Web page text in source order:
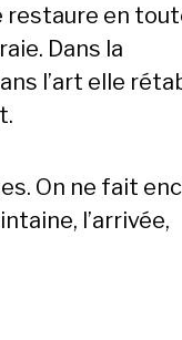
restaure en
Dans la
l’art elle
On ne fait
l’arrivée,